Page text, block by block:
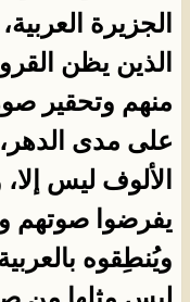
الجزيرة
الذين يظن
منهم وتحقير
على مدى
الألوف ليس
يفرضوا صوتهم
ويُنطِقوه